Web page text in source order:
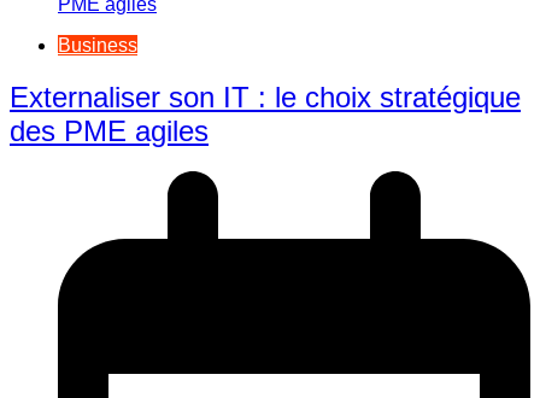
Business
Externaliser son IT : le choix stratégique
des PME agiles